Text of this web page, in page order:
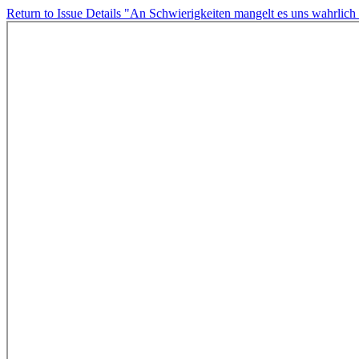
Return to Issue Details "An Schwierigkeiten mangelt es uns